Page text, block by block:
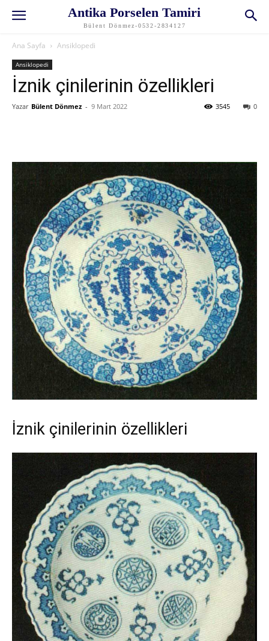
Antika Porselen Tamiri
Bülent Dönmez-0532-2834127
Ana Sayfa Ansiklopedi
Ansiklopedi
İznik çinilerinin özellikleri
Yazar Bülent Dönmez - 9 Mart 2022 0
3545
İznik çinilerinin özellikleri